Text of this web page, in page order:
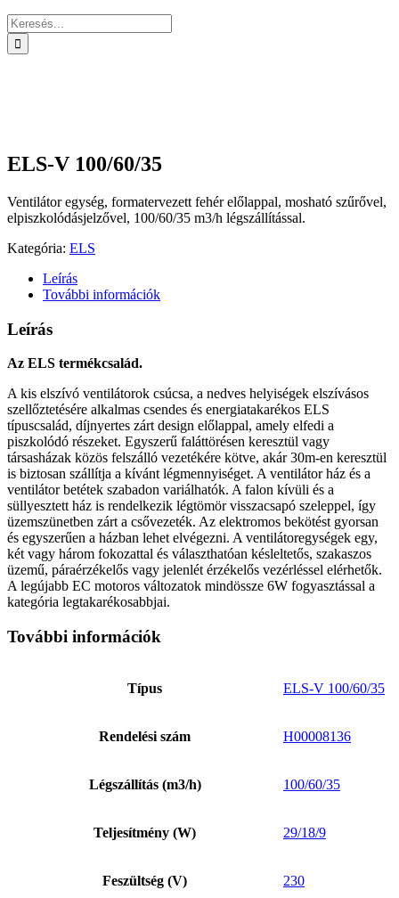
Keresés...
ELS-V 100/60/35
Ventilátor egység, formatervezett fehér előlappal, mosható szűrővel,
elpiszkolódásjelzővel, 100/60/35 m3/h légszállítással.
Kategória: ELS
Leírás
További információk
Leírás
Az ELS termékcsalád.
A kis elszívó ventilátorok csúcsa, a nedves helyiségek elszívásos
szellőztetésére alkalmas csendes és energiatakarékos ELS
típuscsalád, díjnyertes zárt design előlappal, amely elfedi a
piszkolódó részeket. Egyszerű faláttörésen keresztül vagy
társasházak közös felszálló vezetékére kötve, akár 30m-en keresztül
is biztosan szállítja a kívánt légmennyiséget. A ventilátor ház és a
ventilátor betétek szabadon variálhatók. A falon kívüli és a
süllyesztett ház is rendelkezik légtömör visszacsapó szeleppel, így
üzemszünetben zárt a csővezeték. Az elektromos bekötést gyorsan
és egyszerűen a házban lehet elvégezni. A ventilátoregységek egy,
két vagy három fokozattal és választhatóan késleltetős, szakaszos
üzemű, páraérzékelős vagy jelenlét érzékelős vezérléssel elérhetők.
A legújabb EC motoros változatok mindössze 6W fogyasztással a
kategória legtakarékosabbjai.
További információk
Típus ELS-V 100/60/35
Rendelési szám H00008136
Légszállítás (m3/h) 100/60/35
Teljesítmény (W) 29/18/9
Feszültség (V) 230